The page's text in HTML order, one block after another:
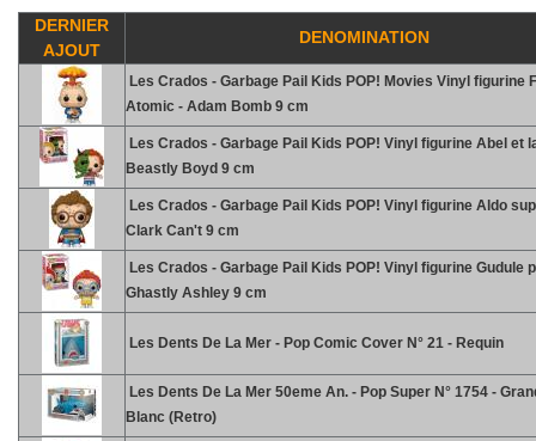
DERNIER
AJOUT
DENOMINATION
Les Crados - Garbage Pail Kids POP! Movies Vinyl figurine
Atomic - Adam Bomb 9 cm
Les Crados - Garbage Pail Kids POP! Vinyl figurine Abel et
Beastly Boyd 9 cm
Les Crados - Garbage Pail Kids POP! Vinyl figurine Aldo
Clark Can't 9 cm
Les Crados - Garbage Pail Kids POP! Vinyl figurine Gudule
Ghastly Ashley 9 cm
Les Dents De La Mer - Pop Comic Cover N° 21 - Requin
Les Dents De La Mer 50eme An. - Pop Super N° 1754 -
Blanc (Retro)